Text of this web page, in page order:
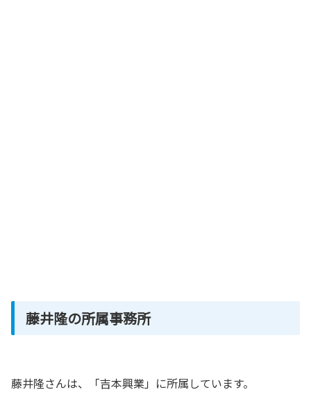
藤井隆の所属事務所
藤井隆さんは、「吉本興業」に所属しています。